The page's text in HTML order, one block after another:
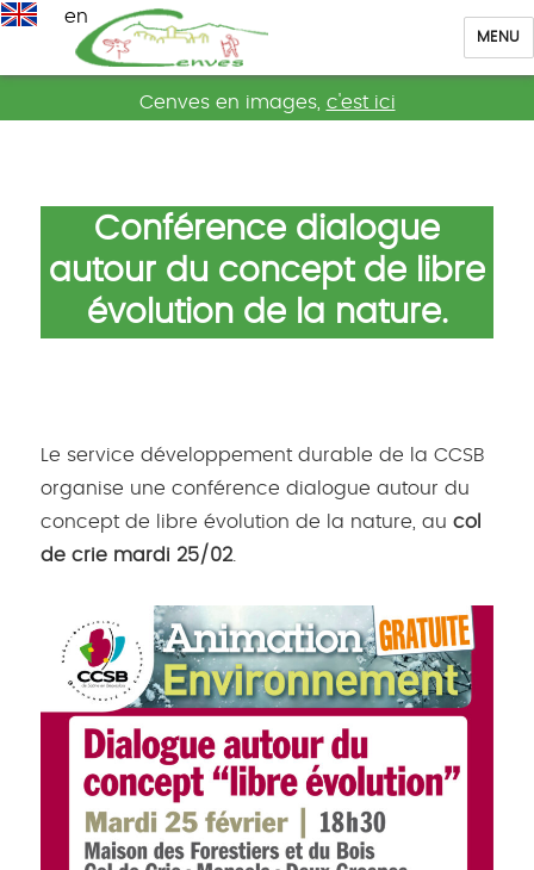
en
Cenves
MENU
Cenves en images, c'est ici
Conférence dialogue
autour du concept de libre
évolution de la nature.
Le service développement durable de la CCSB
organise une conférence dialogue autour du
concept de libre évolution de la nature, aucol
de crie mardi 25/02.